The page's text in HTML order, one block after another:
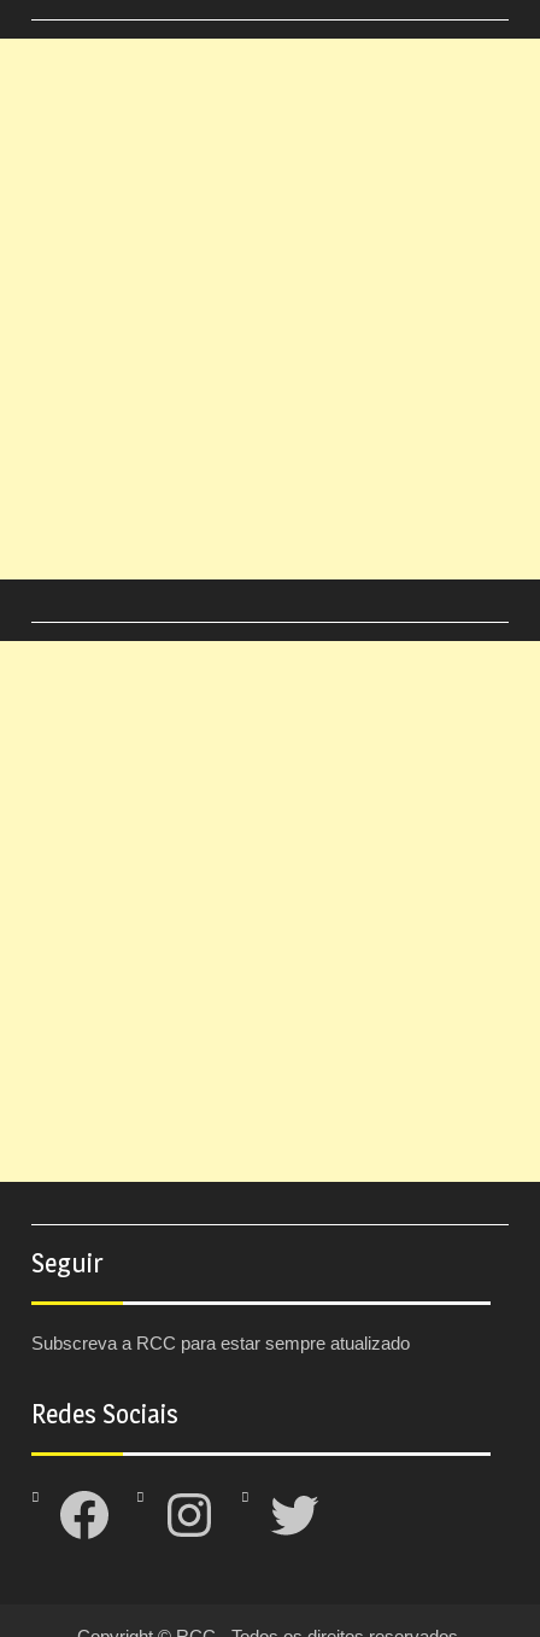
Seguir
Subscreva a RCC para estar sempre atualizado
Redes Sociais
Facebook Instagram Twitter